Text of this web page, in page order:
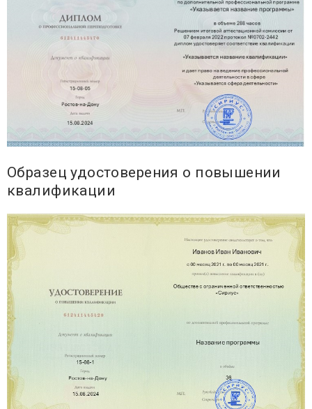
Образец удостоверения о повышении
квалификации